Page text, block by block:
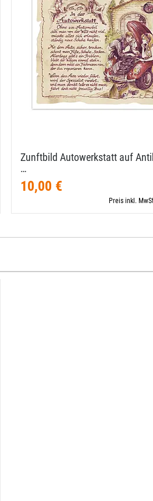
Zunftbild Autowerkstatt auf
…
10,00 €
Preis inkl.